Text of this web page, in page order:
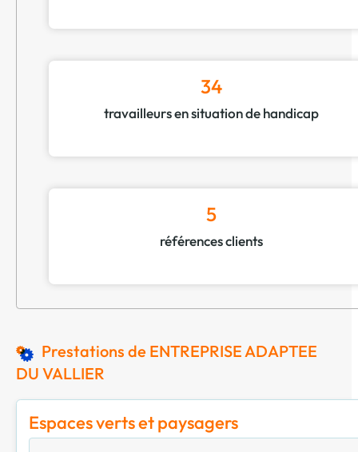
34
travailleurs en situation de handicap
5
références clients
Prestations de ENTREPRISE ADAPTEE
DU VALLIER
Espaces verts et paysagers